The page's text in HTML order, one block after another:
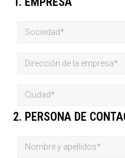
2. PERSONA DE